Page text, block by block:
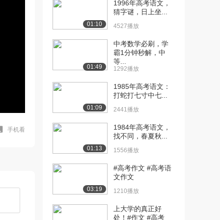
手机看
01:10
1996年高考语文，
猜字谜，日上坐...
4527播放
01:49
中考数学必刷，学
霸1分钟秒解，中
等...
1292播放
01:09
1985年高考语文：
打蛇打七寸中七...
2441播放
01:13
1984年高考语文，
找不同，春夏秋...
1556播放
03:19
#高考作文 #高考语
文作文
1210播放
上大学的真正好
处！#作文 #高考